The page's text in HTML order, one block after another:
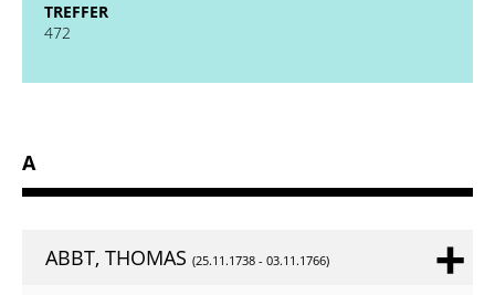
TREFFER
472
A
ABBT, THOMAS (25.11.1738 - 03.11.1766)